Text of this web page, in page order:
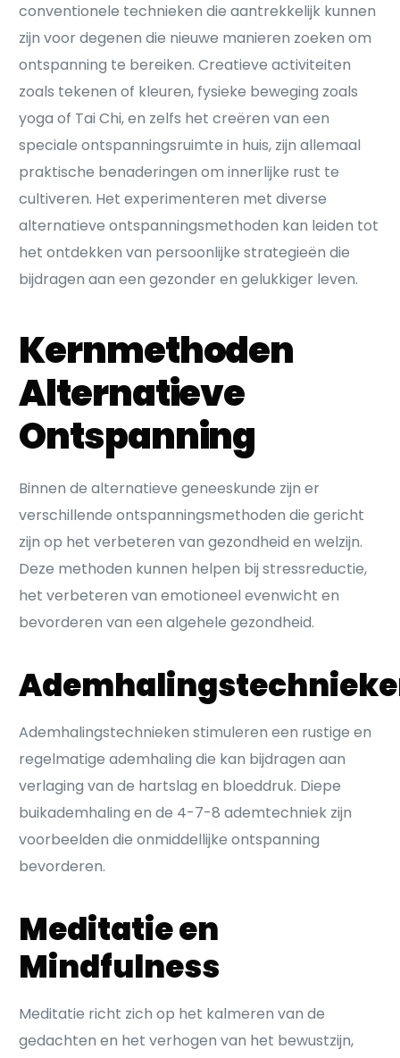
conventionele technieken die aantrekkelijk kunnen
zijn voor degenen die nieuwe manieren zoeken om
ontspanning te bereiken. Creatieve activiteiten
zoals tekenen of kleuren, fysieke beweging zoals
yoga of Tai Chi, en zelfs het creëren van een
speciale ontspanningsruimte in huis, zijn allemaal
praktische benaderingen om innerlijke rust te
cultiveren. Het experimenteren met diverse
alternatieve ontspanningsmethoden kan leiden tot
het ontdekken van persoonlijke strategieën die
bijdragen aan een gezonder en gelukkiger leven.
Kernmethoden
Alternatieve
Ontspanning
Binnen de alternatieve geneeskunde zijn er
verschillende ontspanningsmethoden die gericht
zijn op het verbeteren van gezondheid en welzijn.
Deze methoden kunnen helpen bij stressreductie,
het verbeteren van emotioneel evenwicht en
bevorderen van een algehele gezondheid.
Ademhalingstechnieken stimuleren een rustige en
regelmatige ademhaling die kan bijdragen aan
verlaging van de hartslag en bloeddruk. Diepe
buikademhaling en de 4-7-8 ademtechniek zijn
voorbeelden die onmiddellijke ontspanning
bevorderen.
Meditatie en
Mindfulness
Meditatie richt zich op het kalmeren van de
gedachten en het verhogen van het bewustzijn,